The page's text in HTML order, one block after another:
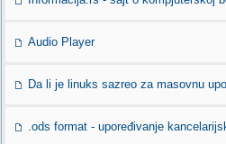
Audio Player
Da li je linuks sazreo za masovnu
.ods format - upoređivanje